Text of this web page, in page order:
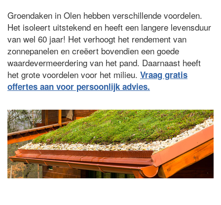
Groendaken in Olen hebben verschillende voordelen.
Het isoleert uitstekend en heeft een langere levensduur
van wel 60 jaar! Het verhoogt het rendement van
zonnepanelen en creëert bovendien een goede
waardevermeerdering van het pand. Daarnaast heeft
het grote voordelen voor het milieu. Vraag gratis
offertes aan voor persoonlijk advies.